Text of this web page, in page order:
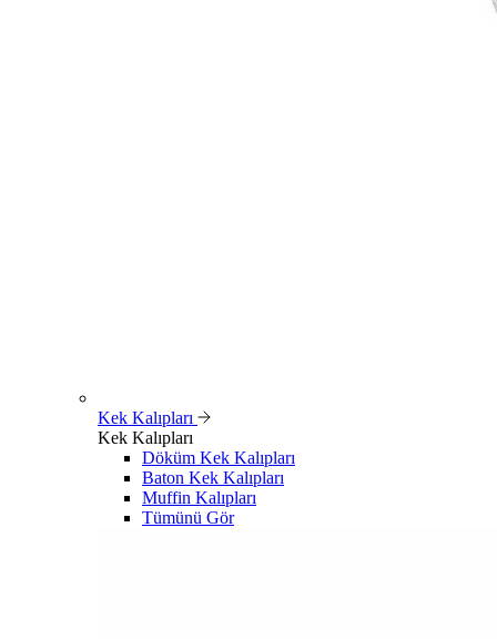
Kek Kalıpları
Kek Kalıpları
Döküm Kek Kalıpları
Baton Kek Kalıpları
Muffin Kalıpları
Tümünü Gör